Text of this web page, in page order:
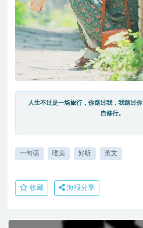
人生不过是一场旅行，你路过我，我路过
自修行。
一句话 唯美 好听 英文
收藏 海报分享